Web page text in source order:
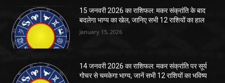
15 जनवरी 2026 का राशिफल: मकर संक्रांति के बाद
बदलेगा भाग्य का खेल, जानिए सभी 12 राशियों का हाल
January 15, 2026
14 जनवरी 2026 का राशिफल: मकर संक्रांति पर सूर्य
गोचर से चमकेगा भाग्य, जानें सभी 12 राशियों का भविष्य